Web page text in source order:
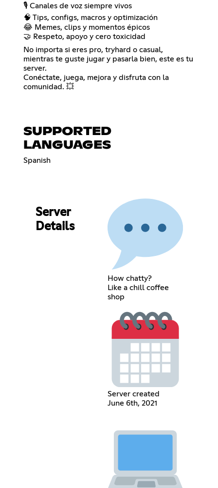
🎙️ Canales de voz siempre vivos
🧠 Tips, configs, macros y optimización
😂 Memes, clips y momentos épicos
🤝 Respeto, apoyo y cero toxicidad
No importa si eres pro, tryhard o casual,
mientras te guste jugar y pasarla bien, este es tu
server.
Conéctate, juega, mejora y disfruta con la
comunidad. 💥
SUPPORTED
LANGUAGES
Spanish
Server
Details
How chatty?
Like a chill coffee
shop
Server created
June 6th, 2021